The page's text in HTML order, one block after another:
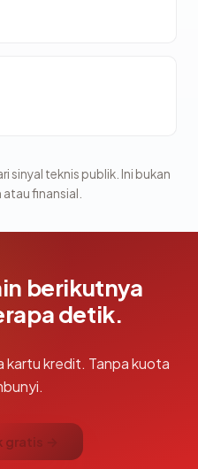
sinyal teknis publik. Ini bukan
atau finansial.
berikutnya
detik.
kartu kredit. Tanpa kuota
gratis →